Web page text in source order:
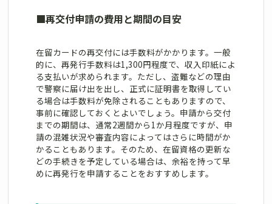
■再交付申請の費用と期間の目安
在留カードの再交付には手数料がかかります。一般
的に、再発行手数料は1,300円程度で、収入印紙によ
る支払いが求められます。ただし、盗難などの理由
で警察に届け出を出し、正式に証明書を取得してい
る場合は手数料が免除されることもありますので、
事前に確認しておくとよいでしょう。申請から交付
までの期間は、通常2週間から1か月程度ですが、申
請の混雑状況や審査内容によってはさらに時間がか
かることもあります。そのため、在留資格の更新な
どの手続きを予定している場合は、余裕を持って早
めに再発行を申請することをおすすめします。